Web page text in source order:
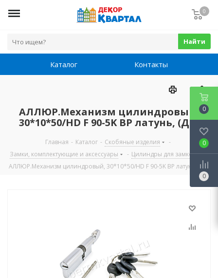
0
Найти
Каталог Контакты
АЛЛЮР.Механизм цилиндровый,
30*10*50/HD F 90-5K ВР латунь, (ДК)
Главная - Каталог - Скобяные изделия
-
Замки, комплектующие и аксессуары
- Цилиндры для замков
-
АЛЛЮР.Механизм цилиндровый, 30*10*50/HD F 90-5K ВР латунь, (ДК)
0
0
0